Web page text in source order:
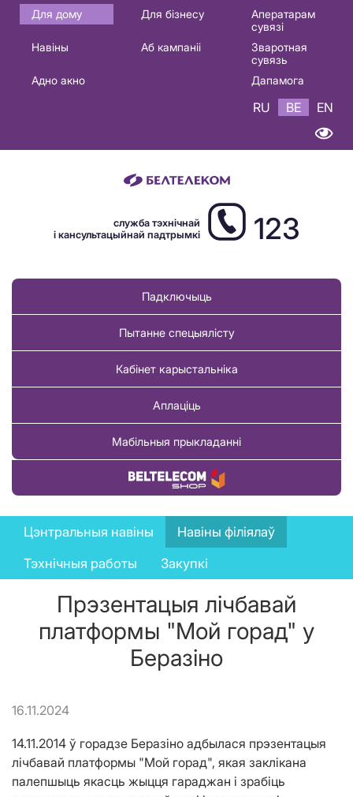
Основная
навигация
Для дому Для бізнесу
Аператарам
сувязі
Навіны
Аб кампаніі
Зваротная
сувязь
Адно акно
Дапамога
RU BE EN
служба тэхнічнай
і кансультацыйнай падтрымкі
123
Падключыць
Пытанне спецыялісту
Кабінет карыстальніка
Аплаціць
Мабільныя прыкладанні
Купіць тавар
News
menu
Цэнтральныя навіны
Навіны філіялаў
Тэхнічныя работы
Закупкі
Прэзентацыя лічбавай
платформы "Мой горад" у
Беразіно
16.11.2024
14.11.2014 ў горадзе Беразіно адбылася прэзентацыя
лічбавай платформы "Мой горад", якая заклікана
палепшыць якасць жыцця гараджан і зрабіць